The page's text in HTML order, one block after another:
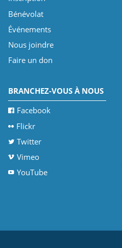
Bénévolat
Événements
Nous joindre
Faire un don
BRANCHEZ-VOUS À NOUS
Facebook
Flickr
Twitter
Vimeo
YouTube